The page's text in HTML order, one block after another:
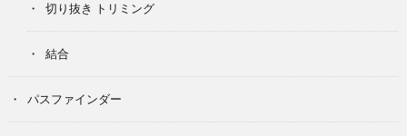
切り抜き トリミング
結合
パスファインダー